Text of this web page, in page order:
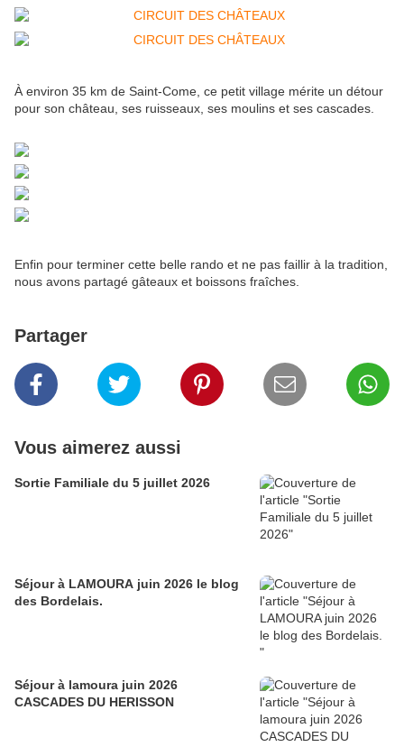
À environ 35 km de Saint-Come, ce petit village mérite un détour
pour son château, ses ruisseaux, ses moulins et ses cascades.
Enfin pour terminer cette belle rando et ne pas faillir à la tradition,
nous avons partagé gâteaux et boissons fraîches.
Partager
Vous aimerez aussi
Sortie Familiale du 5 juillet 2026
Séjour à LAMOURA juin 2026 le blog
des Bordelais.
Séjour à lamoura juin 2026
CASCADES DU HERISSON